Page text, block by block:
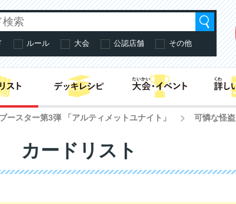
ルール 大会 公認店舗 その他
はじめての方へ・あそび
ースター第3弾 「アルティメットユナイト」 可憐な怪
カードリスト